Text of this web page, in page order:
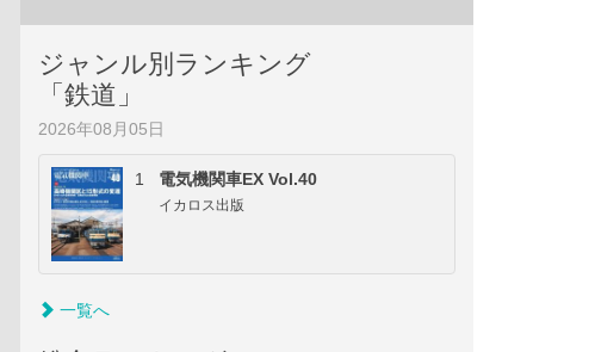
ジャンル別ランキング
「鉄道」
2026年08月05日
1 電気機関車EX Vol.40
イカロス出版
一覧へ